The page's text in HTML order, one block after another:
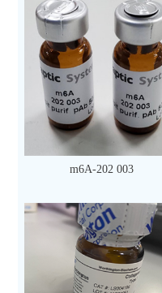
m6A-202 003